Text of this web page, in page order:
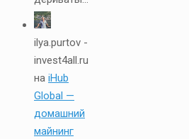
ilya.purtov -
invest4all.ru
на iHub
Global —
домашний
майнинг